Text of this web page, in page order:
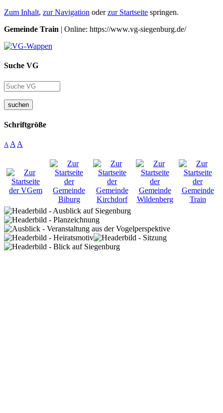
Zum Inhalt, zur Navigation oderzur Startseite springen.
Gemeinde Train | Online: https://www.vg-siegenburg.de/
Suche VG
suchen
Schriftgröße
A A A